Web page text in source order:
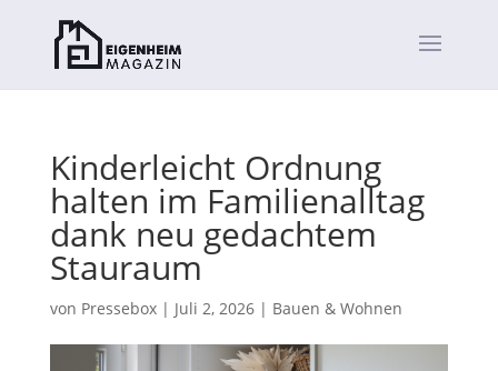
Kinderleicht Ordnung
halten im Familienalltag
dank neu gedachtem
Stauraum
von Pressebox| Juli 2, 2026| Bauen & Wohnen